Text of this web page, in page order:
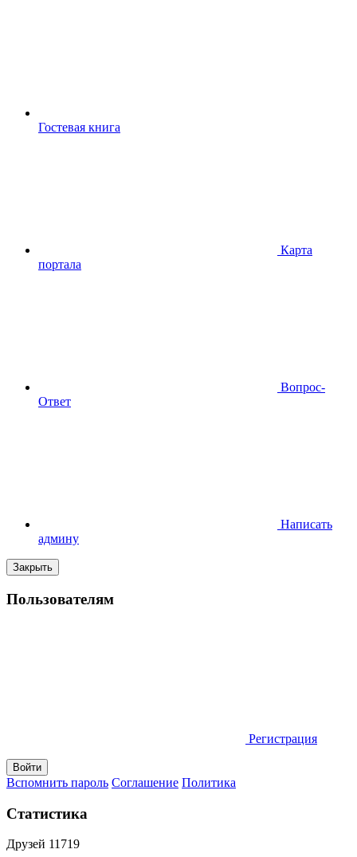
Гостевая книга
Карта
портала
Вопрос-
Ответ
Написать
админу
Закрыть
Пользователям
Регистрация
Вспомнить пароль Соглашение Политика
Статистика
Друзей 11719